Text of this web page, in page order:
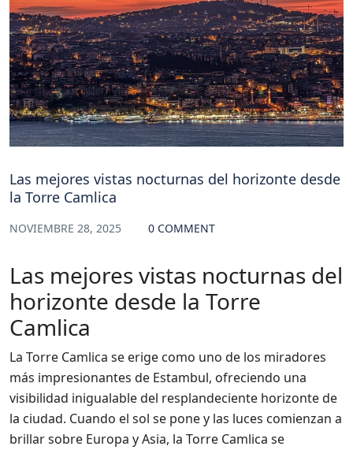
Las mejores vistas nocturnas del horizonte desde
la Torre Camlica
NOVIEMBRE 28, 2025 0 COMMENT
Las mejores vistas nocturnas del
horizonte desde la Torre
Camlica
La Torre Camlica se erige como uno de los miradores
más impresionantes de Estambul, ofreciendo una
visibilidad inigualable del resplandeciente horizonte de
la ciudad. Cuando el sol se pone y las luces comienzan a
brillar sobre Europa y Asia, la Torre Camlica se